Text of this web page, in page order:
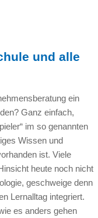
und alle
ein
Ganz einfach,
im so genannten
Wissen und
ist. Viele
heute noch nicht
geschweige denn
Lernalltag integriert.
es anders gehen